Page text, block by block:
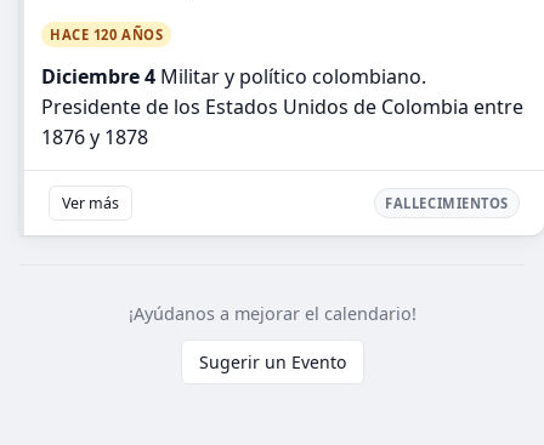
HACE 120 AÑOS
Diciembre 4 Militar y político colombiano.
Presidente de los Estados Unidos de Colombia entre
1876 y 1878
Ver más FALLECIMIENTOS
¡Ayúdanos a mejorar el calendario!
Sugerir un Evento